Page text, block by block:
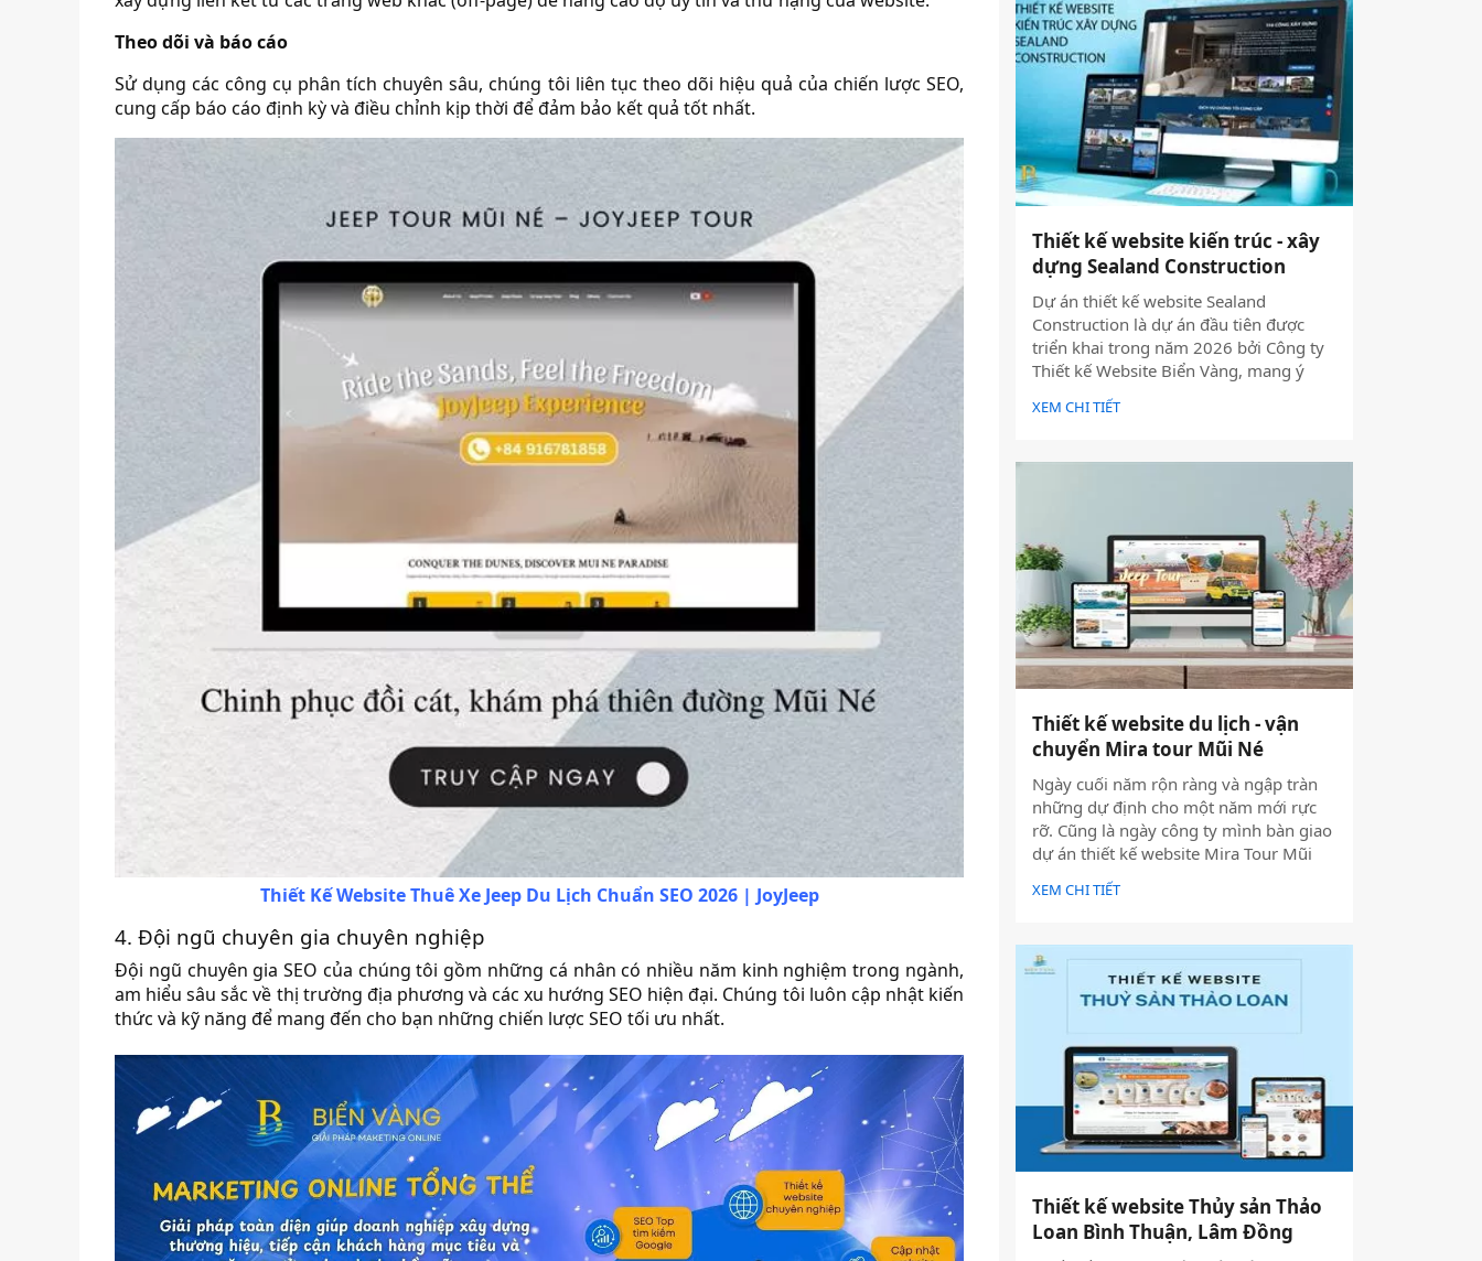
Theo dõi và báo cáo
Sử dụng các công cụ phân tích chuyên sâu, chúng tôi liên tục theo dõi hiệu quả của chiến lược SEO,
cung cấp báo cáo định kỳ và điều chỉnh kịp thời để đảm bảo kết quả tốt nhất.
Thiết Kế Website Thuê Xe Jeep Du Lịch Chuẩn SEO 2026 | JoyJeep
4. Đội ngũ chuyên gia chuyên nghiệp
Đội ngũ chuyên gia SEO của chúng tôi gồm những cá nhân có nhiều năm kinh nghiệm trong ngành,
am hiểu sâu sắc về thị trường địa phương và các xu hướng SEO hiện đại. Chúng tôi luôn cập nhật kiến
thức và kỹ năng để mang đến cho bạn những chiến lược SEO tối ưu nhất.
Thiết kế website kiến trúc - xây
dựng Sealand Construction
Dự án thiết kế website Sealand
Construction là dự án đầu tiên được
triển khai trong năm 2026 bởi Công ty
Thiết kế Website Biển Vàng, mang ý
nghĩa mở đầu cho một năm phát triển
mới với định hướng chuyên nghiệp, bài
XEM CHI TIẾT
Thiết kế website du lịch - vận
chuyển Mira tour Mũi Né
Ngày cuối năm rộn ràng và ngập tràn
những dự định cho một năm mới rực
rỡ. Cũng là ngày công ty mình bàn giao
dự án thiết kế website Mira Tour Mũi
Né – một website chuyên về tour du
lịch và thuê xe
XEM CHI TIẾT
Thiết kế website Thủy sản Thảo
Loan Bình Thuận, Lâm Đồng